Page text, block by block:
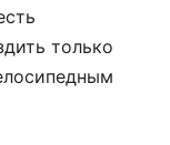
только